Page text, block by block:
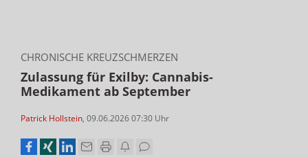
CHRONISCHE KREUZSCHMERZEN
Zulassung für Exilby: Cannabis-
Medikament ab September
Patrick Hollstein, 09.06.2026 07:30 Uhr